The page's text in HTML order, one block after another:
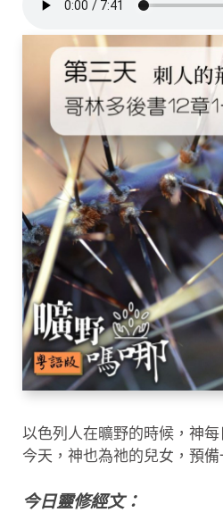
以色列人在曠野的時候，神每
今天，神也為祂的兒女，預
今日靈修經文：